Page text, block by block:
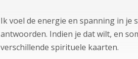
Ik voel de energie en spanning in je
antwoorden. Indien je dat wilt, en
verschillende spirituele kaarten.